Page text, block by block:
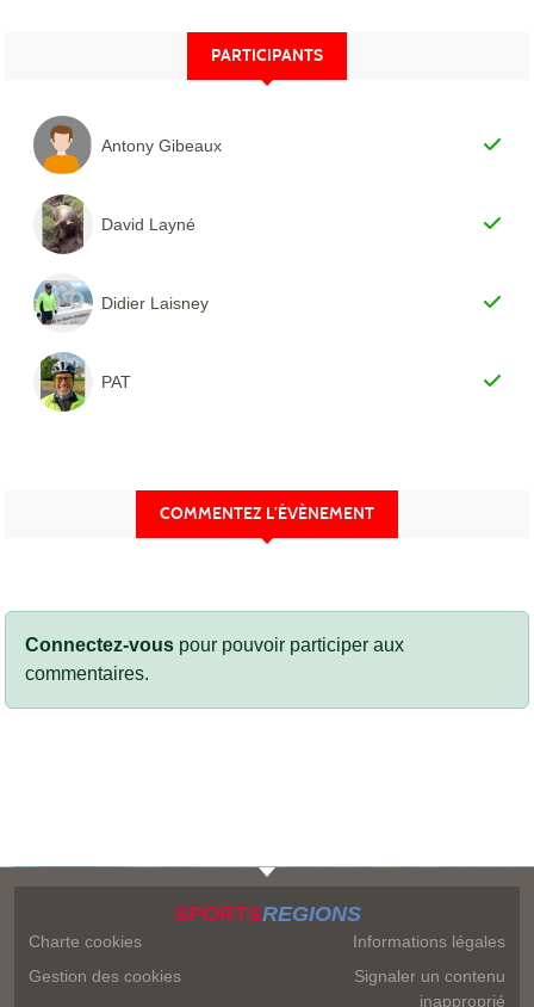
PARTICIPANTS
Antony Gibeaux
David Layné
Didier Laisney
PAT
COMMENTEZ L’ÉVÈNEMENT
Connectez-vous pour pouvoir participer aux
commentaires.
SPORTSREGIONS
Charte cookies
Gestion des cookies
Informations légales
Signaler un contenu
inapproprié